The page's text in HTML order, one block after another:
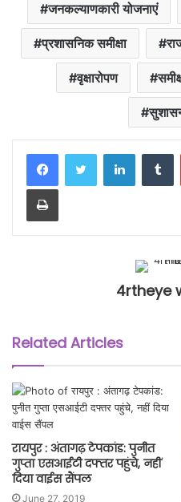
जनकल्याणकारी योजनाएं
प्रशासनिक समीक्षा
वृक्षारोपण
LinkedIn
Print
4rtheye
Related Articles
रायपुर : अंतागढ़ टेपकांड: पुनीत
गुप्ता एसआईटी दफ्तर पहुंचे, नहीं
दिया वाईस सैंपल
June 27, 2019